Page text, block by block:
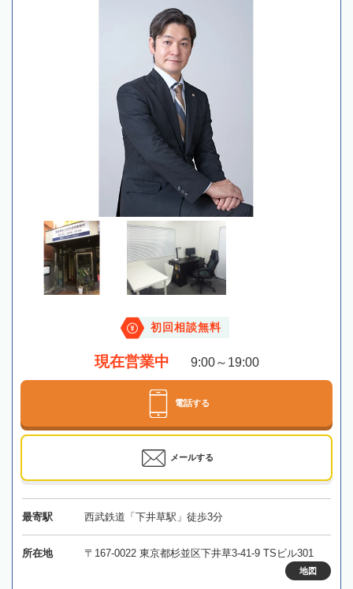
初回相談無料
現在営業中 9:00～19:00
電話する
メールする
最寄駅 西武鉄道「下井草駅」徒歩3分
所在地 〒167-0022 東京都杉並区下井草3-41-9 TSビル301
地図